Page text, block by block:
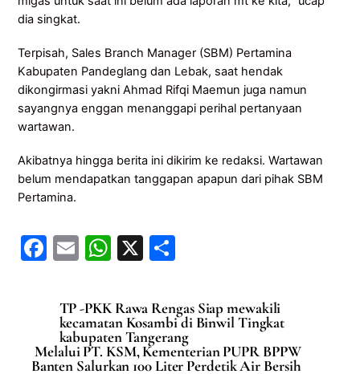
dia singkat.
Terpisah, Sales Branch Manager (SBM) Pertamina
Kabupaten Pandeglang dan Lebak, saat hendak
dikongirmasi yakni Ahmad Rifqi Maemun juga namun
sayangnya enggan menanggapi perihal pertanyaan
wartawan.
Akibatnya hingga berita ini dikirim ke redaksi. Wartawan
belum mendapatkan tanggapan apapun dari pihak SBM
Pertamina.
F
c
e
b
E
ai
l
W
at
s
A
X
ar
e
TP -PKK Rawa Rengas Siap mewakili
kecamatan Kosambi di Binwil Tingkat
kabupaten Tangerang
Melalui PT. KSM, Kementerian PUPR BPPW
Banten Salurkan 100 Liter Perdetik Air Bersih